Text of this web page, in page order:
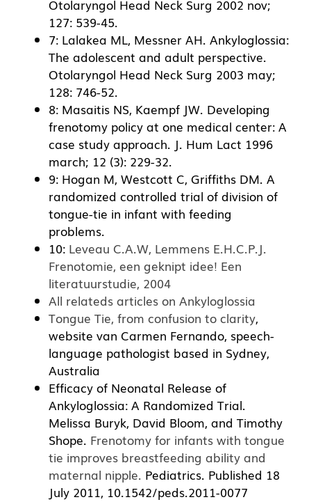
Otolaryngol Head Neck Surg 2002 nov;
127: 539-45.
7: Lalakea ML, Messner AH. Ankyloglossia:
The adolescent and adult perspective.
Otolaryngol Head Neck Surg 2003 may;
128: 746-52.
8: Masaitis NS, Kaempf JW. Developing
frenotomy policy at one medical center: A
case study approach. J. Hum Lact 1996
march; 12 (3): 229-32.
9: Hogan M, Westcott C, Griffiths DM. A
randomized controlled trial of division of
tongue-tie in infant with feeding
problems.
10: Leveau C.A.W, Lemmens E.H.C.P.J.
Frenotomie, een geknipt idee! Een
literatuurstudie, 2004
All relateds articles on Ankyloglossia
Tongue Tie, from confusion to clarity,
website van Carmen Fernando, speech-
language pathologist based in Sydney,
Australia
Efficacy of Neonatal Release of
Ankyloglossia: A Randomized Trial.
Melissa Buryk, David Bloom, and Timothy
Shope. Frenotomy for infants with tongue
tie improves breastfeeding ability and
maternal nipple. Pediatrics. Published 18
July 2011, 10.1542/peds.2011-0077